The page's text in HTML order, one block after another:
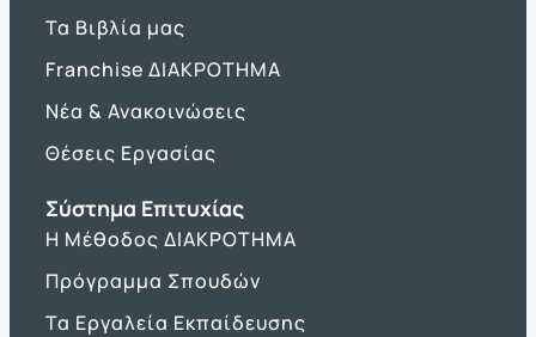
Τα Βιβλία μας
Franchise ΔΙΑΚΡΟΤΗΜΑ
Νέα & Ανακοινώσεις
Θέσεις Εργασίας
Σύστημα Επιτυχίας
Η Μέθοδος ΔΙΑΚΡΟΤΗΜΑ
Πρόγραμμα Σπουδών
Τα Εργαλεία Εκπαίδευσης